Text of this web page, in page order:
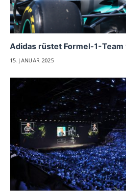
Adidas rüstet Formel-1-
15. JANUAR 2025